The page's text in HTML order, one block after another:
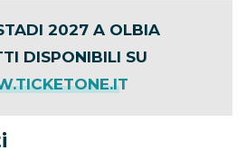
2027 A OLBIA
DISPONIBILI SU